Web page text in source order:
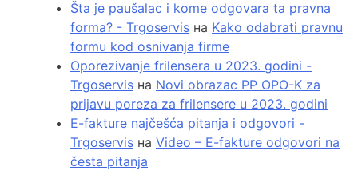
Šta je paušalac i kome odgovara ta pravna
forma? - Trgoservis на Kako odabrati pravnu
formu kod osnivanja firme
Oporezivanje frilensera u 2023. godini -
Trgoservis на Novi obrazac PP OPO-K za
prijavu poreza za frilensere u 2023. godini
E-fakture najčešća pitanja i odgovori -
Trgoservis на Video – E-fakture odgovori na
česta pitanja